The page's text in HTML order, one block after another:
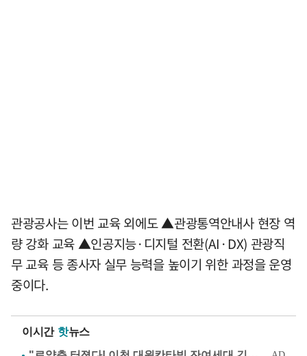
관광공사는 이번 교육 외에도 ▲관광통역안내사 현장 역
량 강화 교육 ▲인공지능·디지털 전환(AI·DX) 관광직
무 교육 등 종사자 실무 능력을 높이기 위한 과정을 운영
중이다.
이시간 핫뉴스